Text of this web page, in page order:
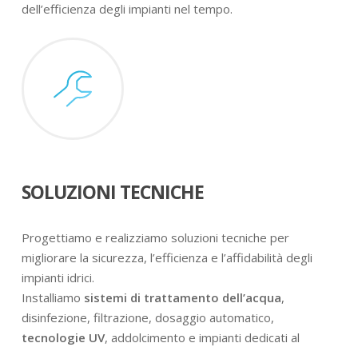
dell’efficienza degli impianti nel tempo.
SOLUZIONI TECNICHE
Progettiamo e realizziamo soluzioni tecniche per
migliorare la sicurezza, l’efficienza e l’affidabilità degli
impianti idrici.
Installiamo sistemi di trattamento dell’acqua,
disinfezione, filtrazione, dosaggio automatico,
tecnologie UV, addolcimento e impianti dedicati al